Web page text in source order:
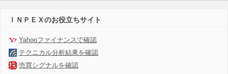
ＩＮＰＥＸのお役立ちサイト
Yahooファイナンスで確認
テクニカル分析結果を確認
売買シグナルを確認